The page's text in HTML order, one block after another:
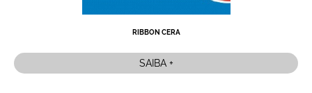
RIBBON CERA
SAIBA +